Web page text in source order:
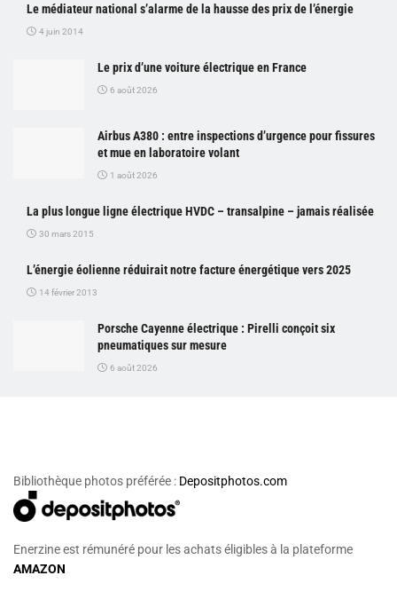
Le médiateur national s’alarme de la hausse des prix de l’énergie
4 juin 2014
Le prix d’une voiture électrique en France
6 août 2026
Airbus A380 : entre inspections d’urgence pour fissures
et mue en laboratoire volant
1 août 2026
La plus longue ligne électrique HVDC – transalpine – jamais réalisée
30 mars 2015
L’énergie éolienne réduirait notre facture énergétique vers 2025
14 février 2013
Porsche Cayenne électrique : Pirelli conçoit six
pneumatiques sur mesure
6 août 2026
Bibliothèque photos préférée : Depositphotos.com
Enerzine est rémunéré pour les achats éligibles à la plateforme
AMAZON